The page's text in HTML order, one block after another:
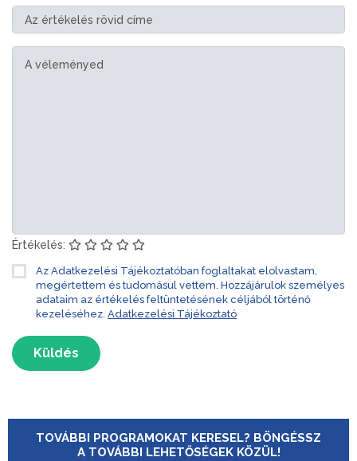
Értékelés:
Az Adatkezelési Tájékoztatóban foglaltakat elolvastam,
megértettem és tudomásul vettem. Hozzájárulok személyes
adataim az értékelés feltüntetésének céljából történő
kezeléséhez. Adatkezelési Tájékoztató
Küldés
TOVÁBBI PROGRAMOKAT KERESEL? BÖNGÉSSZ
A TOVÁBBI LEHETŐSÉGEK KÖZÜL!